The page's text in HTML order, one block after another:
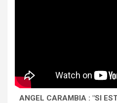
ANGEL CARAMBIA : "SI